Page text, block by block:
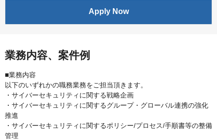
Apply Now
業務内容、案件例
■業務内容
以下のいずれかの職務業務をご担当頂きます。
・サイバーセキュリティに関する戦略企画
・サイバーセキュリティに関するグループ・グローバル連携の強化
推進
・サイバーセキュリティに関するポリシー/プロセス/手順書等の整備
管理